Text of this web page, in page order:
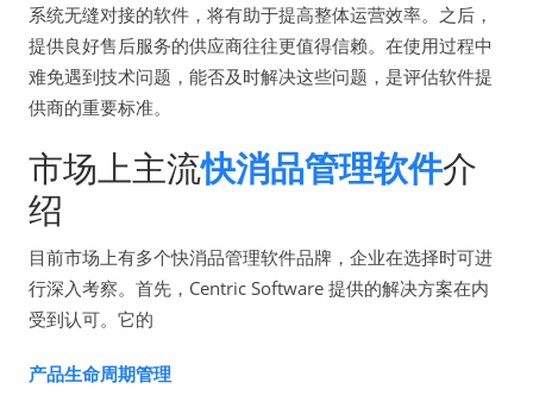
系统无缝对接的软件，将有助于提高整体运营效率。之后，
提供良好售后服务的供应商往往更值得信赖。在使用过程中
难免遇到技术问题，能否及时解决这些问题，是评估软件提
供商的重要标准。
市场上主流快消品管理软件介
绍
目前市场上有多个快消品管理软件品牌，企业在选择时可进
行深入考察。首先，Centric Software 提供的解决方案在内
受到认可。它的
产品生命周期管理